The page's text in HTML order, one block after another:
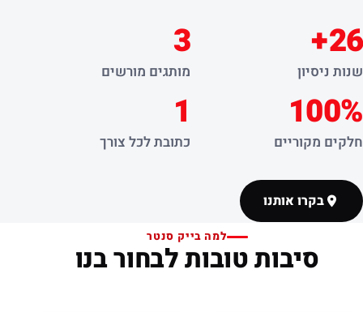
26+
שנות ניסיון
3
מותגים מורשים
100%
חלקים מקוריים
1
כתובת לכל צורך
בקרו אותנו
למה בייק סנטר
סיבות טובות לבחור בנו